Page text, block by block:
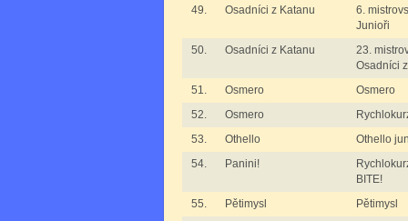
49.
Osadníci z Katanu
6.
Junioři
50.
Osadníci z Katanu
23.
Osadníci
51.
Osmero
Osmero
52.
Osmero
53.
Othello
Othello
54.
Panini!
BITE!
55.
Pětimysl
Pětimysl